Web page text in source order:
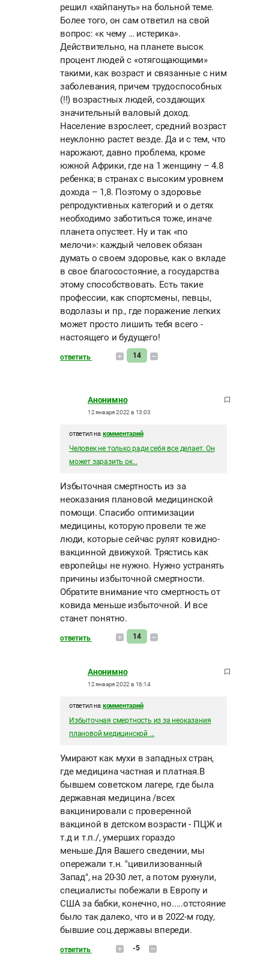
решил «хайпануть» на больной теме.
Более того, он сам ответил на свой
вопрос: «к чему … истерика».
Действительно, на планете высок
процент людей с «отягощающими»
такими, как возраст и связанные с ним
заболевания, причем трудоспособных
(!!) возрастных людей, создающих
значительный валовый доход.
Население взрослеет, средний возраст
неуклонно растет везде. Да и с тем, что
нарожают, давно проблема, кроме
южной Африки, где на 1 женщину – 4.8
ребенка; в странах с высоким уровнем
дохода – 1,8. Поэтому о здоровье
репродуктивных категорий и о детях
необходимо заботиться тоже, иначе
планета опустеет. Ну и так «по
мелочи»: каждый человек обязан
думать о своем здоровье, как о вкладе
в свое благосостояние, а государства
этому способствовать. Есть такие
профессии, как спортсмены, певцы,
водолазы и пр., где поражение легких
может просто лишить тебя всего -
настоящего и будущего!
ответить 14
Анонимно
12 января 2022 в 13:03
ответил на комментарий
Человек не только ради себя все делает. Он
может заразить ок...
Избыточная смертность из за
неоказания плановой медицинской
помощи. Спасибо оптимизации
медицины, которую провели те же
люди, которые сейчас рулят ковидно-
вакцинной движухой. Трястись как
европейцы не нужно. Нужно устранять
причины избыточной смертности.
Обратите внимание что смертность от
ковида меньше избыточной. И все
станет понятно.
ответить 14
Анонимно
12 января 2022 в 16:14
ответил на комментарий
Избыточная смертность из за неоказания
плановой медицинской ...
Умирают как мухи в западных стран,
где медицина частная и платная.В
бывшем советском лагере, где была
державная медицина /всех
вакцинировали с проверенной
вакциной в детском возрасти - ПЦЖ и
т.д и т.п./, умерших гораздо
меньше.Для Вашего сведении, мы
опережали т.н. "цивилизованный
Запад", на 20-30 лет, а потом рухнули,
специалисты побежали в Европу и
США за бабки, конечно, но.....отстояние
было так далеко, что и в 2022-м году,
бывшие соц.державы впереди.
ответить -5